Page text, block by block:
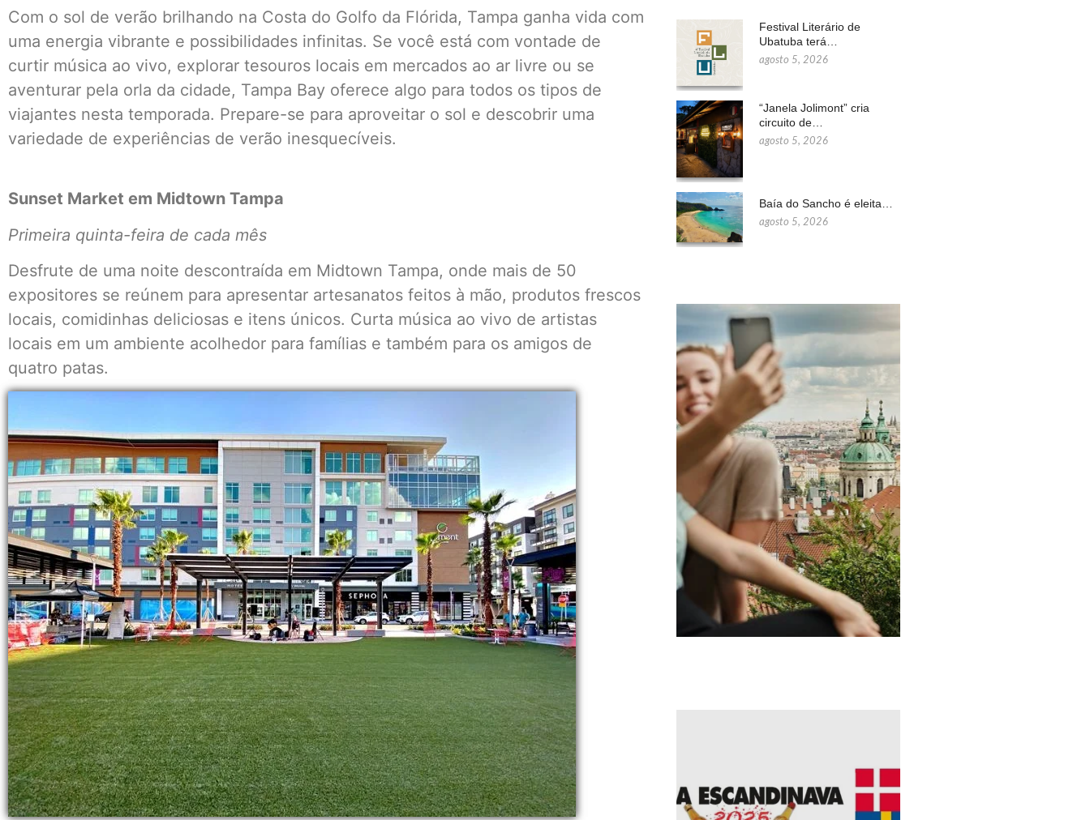
Com o sol de verão brilhando na Costa do Golfo da Flórida, Tampa ganha vida com
uma energia vibrante e possibilidades infinitas. Se você está com vontade de
curtir música ao vivo, explorar tesouros locais em mercados ao ar livre ou se
aventurar pela orla da cidade, Tampa Bay oferece algo para todos os tipos de
viajantes nesta temporada. Prepare-se para aproveitar o sol e descobrir uma
variedade de experiências de verão inesquecíveis.
Sunset Market em Midtown Tampa
Primeira quinta-feira de cada mês
Desfrute de uma noite descontraída em Midtown Tampa, onde mais de 50
expositores se reúnem para apresentar artesanatos feitos à mão, produtos frescos
locais, comidinhas deliciosas e itens únicos. Curta música ao vivo de artistas
locais em um ambiente acolhedor para famílias e também para os amigos de
quatro patas.
Festival Literário de
Ubatuba terá…
agosto 5, 2026
“Janela Jolimont” cria
circuito de…
agosto 5, 2026
Baía do Sancho é eleita…
agosto 5, 2026